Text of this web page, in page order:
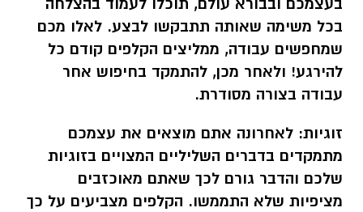
בכל משימה שאותה תתבקשו לבצע. לאלו מכם
שמחפשים עבודה, ממליצים הקלפים קודם כל
להירגע! ולאחר מכן, להתמקד בחיפוש אחר
עבודה בצורה מסודרת.
זוגיות: לאחרונה אתם מוצאים את עצמכם
מתמקדים בדברים השליליים המצויים בזוגיות
שלכם והדבר גורם לכך שאתם מאוכזבים
מציפיות שלא התממשו. הקלפים מצביעים על כך